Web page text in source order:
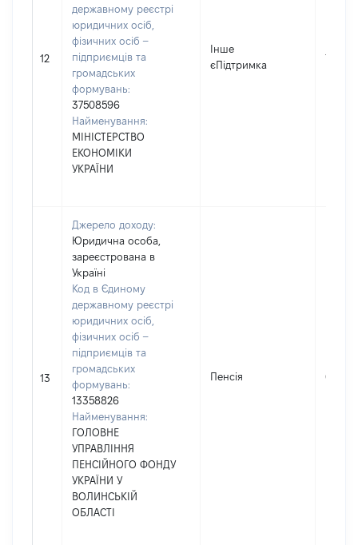
12
державному реєстрі
юридичних осіб,
фізичних осіб –
підприємців та
громадських
формувань:
37508596
Найменування:
МІНІСТЕРСТВО
ЕКОНОМІКИ
УКРАЇНИ
Інше
єПідтримка
1000
13
Джерело доходу:
Юридична особа,
зареєстрована в
Україні
Код в Єдиному
державному реєстрі
юридичних осіб,
фізичних осіб –
підприємців та
громадських
формувань:
13358826
Найменування:
ГОЛОВНЕ
УПРАВЛІННЯ
ПЕНСІЙНОГО ФОНДУ
УКРАЇНИ У
ВОЛИНСЬКІЙ
ОБЛАСТІ
Пенсія 68318